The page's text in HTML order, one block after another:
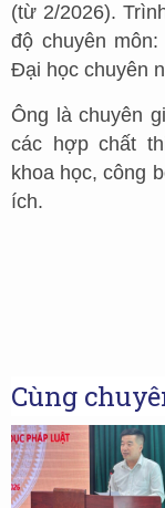
(từ 2/2026).
độ chuyên
Đại học chuyên
Ông là chuyên
các hợp chất
khoa học, công
ích.
Cùng